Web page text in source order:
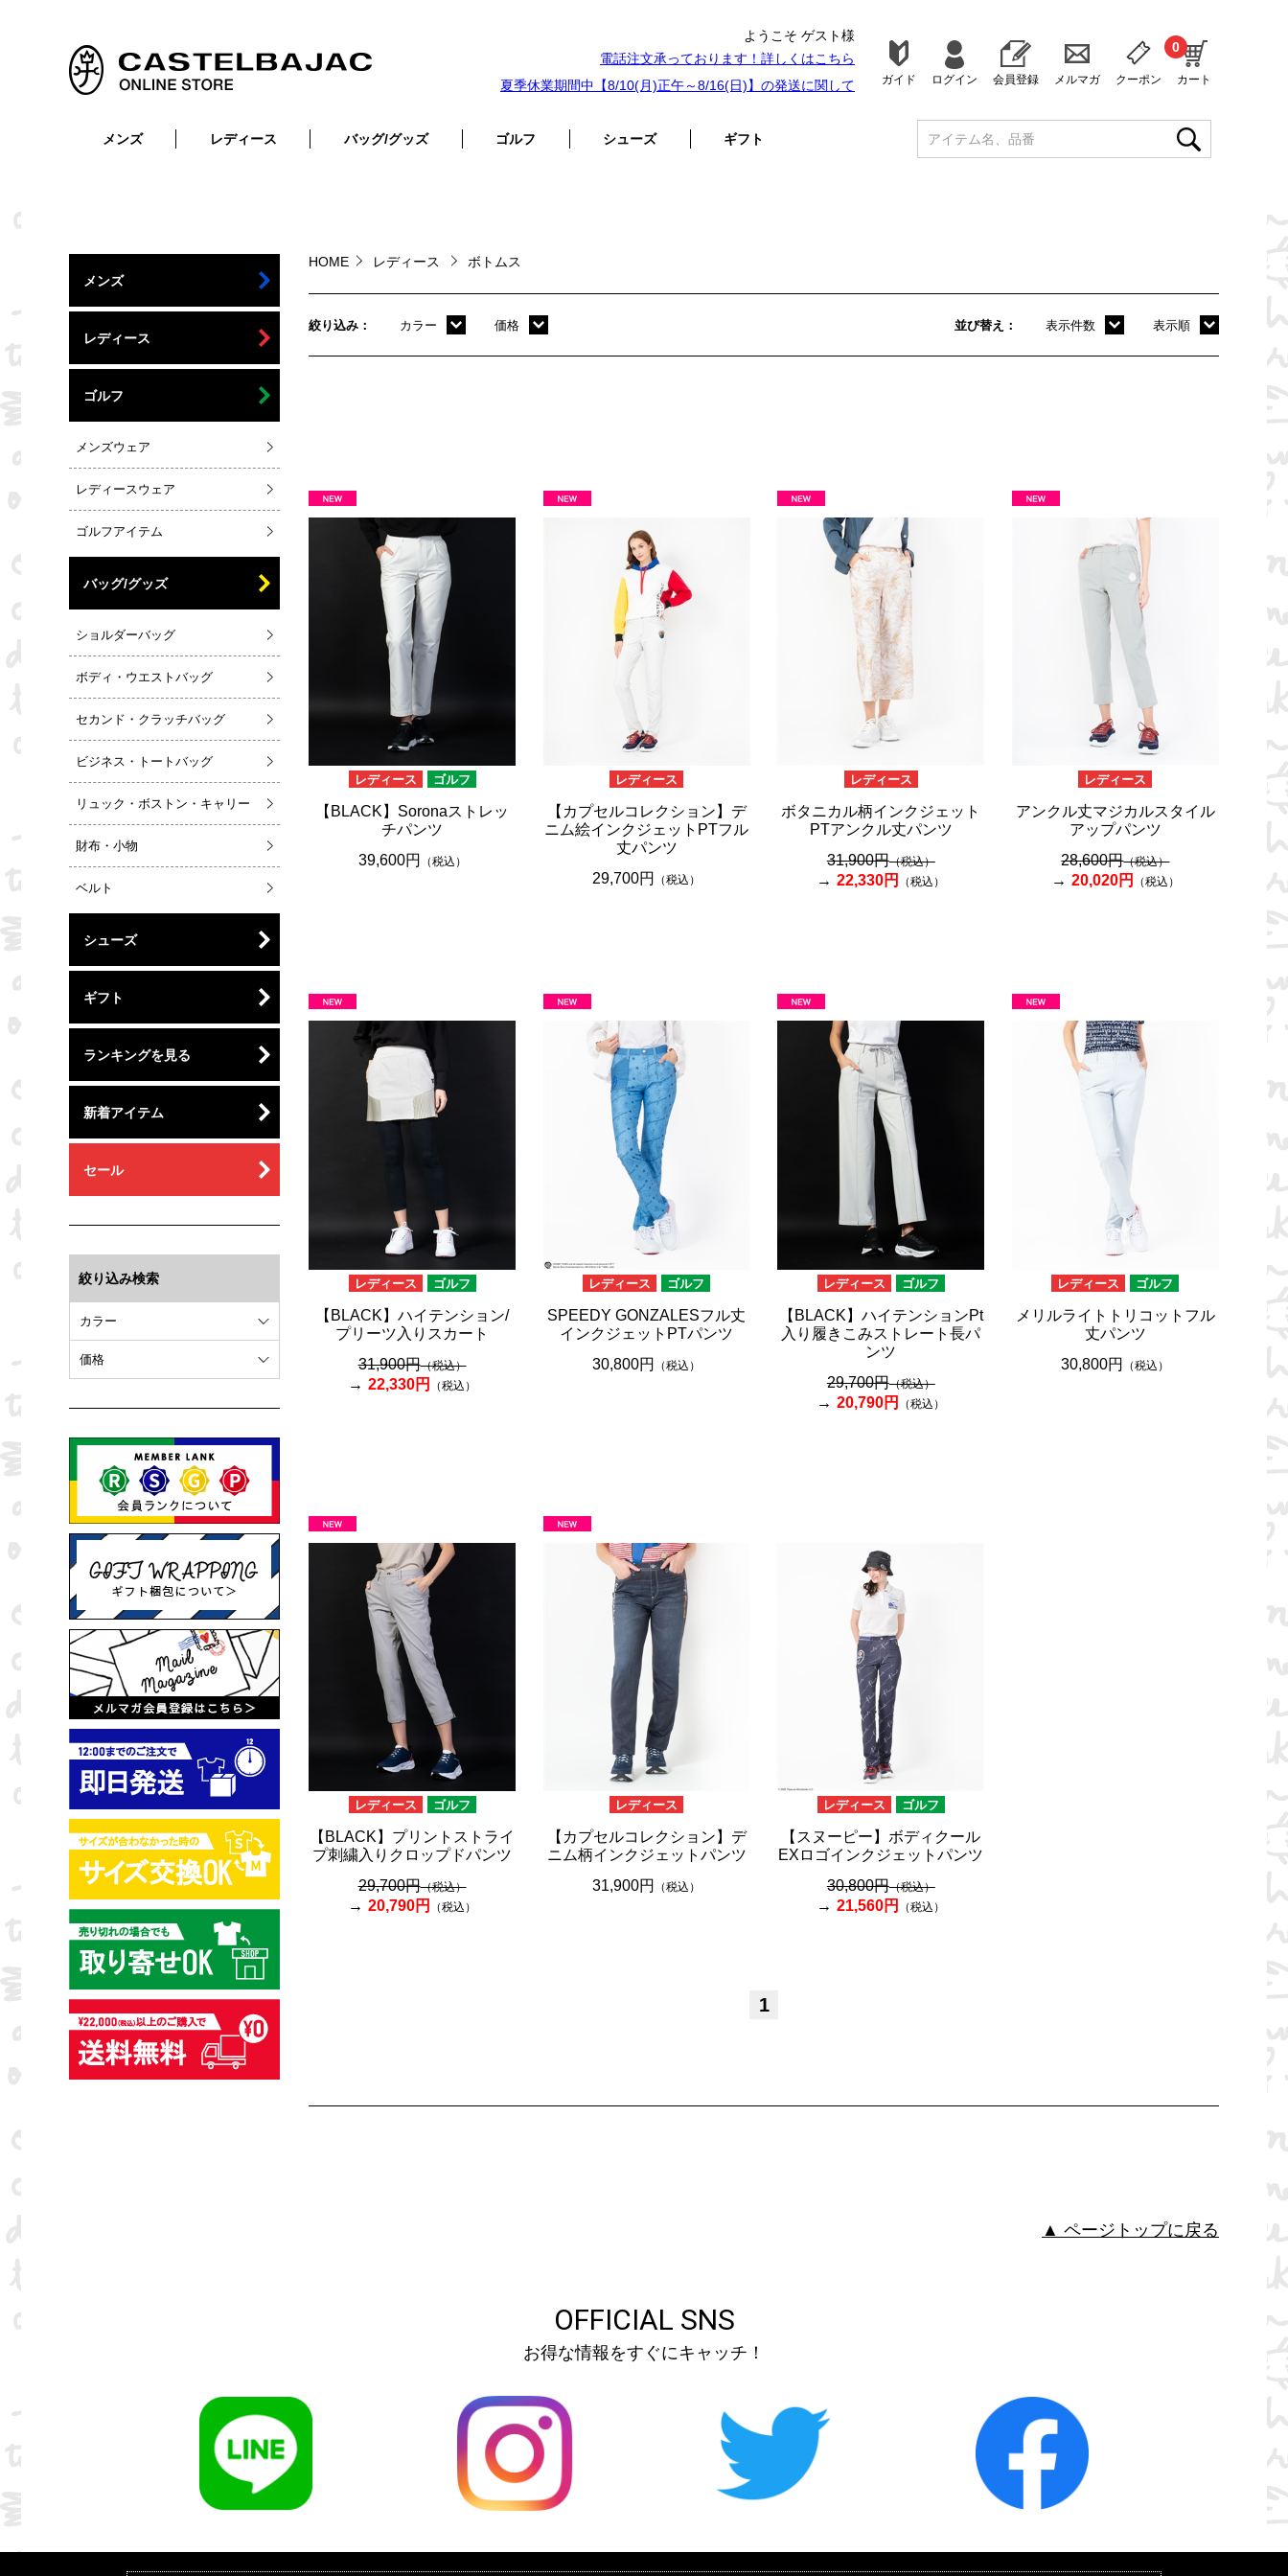
ようこそ ゲスト様
電話注文承っております！詳しくはこちら
夏季休業期間中【8/10(月)正午～8/16(日)】の発送に関して
ガイド ログイン 会員登録 メルマガ クーポン カート
0
メンズ
ボトムス
バッグ
レディース
小物
バッグ
バッグ/グッズ
セカンド・クラッチバッグ
ビジネス・トートバッグ
靴
ゴルフ
ゴルフアイテム
シューズ ギフト
メンズ
レディース
ゴルフ
メンズウェア
レディースウェア
ゴルフアイテム
バッグ/グッズ
ショルダーバッグ
ボディ・ウエストバッグ
セカンド・クラッチバッグ
ビジネス・トートバッグ
リュック・ボストン・キャリー
財布・小物
ベルト
シューズ
ギフト
ランキングを見る
新着アイテム
セール
絞り込み検索
カラー
ピンク
ブラック
ブルー
グリーン
イエロー
グレー
パープル
ベージュ
価格
20,001円 ～
HOME レディース ボトムス
絞り込み カラー
レッド
グリーン
イエロー
グレー
パープル
価格 並び替え 表示件数 表示順
レディース ゴルフ
【BLACK】Soronaストレッ
チパンツ
39,600円
（税込）
レディース
【カプセルコレクション】デ
ニム絵インクジェットPTフル
丈パンツ
29,700円
（税込）
レディース
ボタニカル柄インクジェット
PTアンクル丈パンツ
31,900円（税込）
22,330円 （税込）
レディース
アンクル丈マジカルスタイル
アップパンツ
28,600円（税込）
20,020円 （税込）
レディース ゴルフ
【BLACK】ハイテンション/
プリーツ入りスカート
31,900円（税込）
22,330円 （税込）
レディース ゴルフ
SPEEDY GONZALESフル丈
インクジェットPTパンツ
30,800円
（税込）
レディース ゴルフ
【BLACK】ハイテンションPt
入り履きこみストレート長パ
ンツ
29,700円（税込）
20,790円 （税込）
レディース ゴルフ
メリルライトトリコットフル
丈パンツ
30,800円
（税込）
レディース ゴルフ
【BLACK】プリントストライ
プ刺繍入りクロップドパンツ
29,700円（税込）
20,790円 （税込）
レディース
【カプセルコレクション】デ
ニム柄インクジェットパンツ
31,900円
（税込）
レディース ゴルフ
【スヌーピー】ボディクール
EXロゴインクジェットパンツ
30,800円（税込）
21,560円 （税込）
1
▲ ページトップに戻る
OFFICIAL SNS
お得な情報をすぐにキャッチ！